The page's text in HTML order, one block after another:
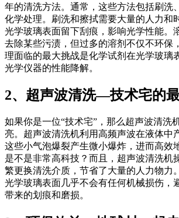
年的清洗方法。通常，这些方法包括刷洗
化学处理。刷洗和擦拭需要大量的人力和
光学玻璃表面留下刮痕，影响光学性能。
去除某些污渍，但过多的溶剂不仅不环保
理面临的最大挑战是化学试剂在光学玻璃
光学仪器的性能降解。
2、超声波清洗—技术宅的
如果你是一位“技术宅”，那么超声波清洗
亮。超声波清洗机利用高频声波在液体中
这些小气泡爆裂产生微小爆炸，进而高效
是不是非常高科技？而且，超声波清洗机
繁更换清洗介质，节省了大量的人力物力
光学玻璃表面几乎不会有任何机械损伤，
带来的划痕和磨损。